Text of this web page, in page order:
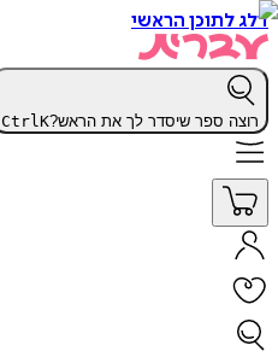
דלג לתוכן הראשי
רוצה ספר שיסדר לך את הראש? CtrlK